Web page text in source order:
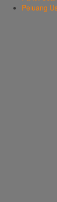
Peluang